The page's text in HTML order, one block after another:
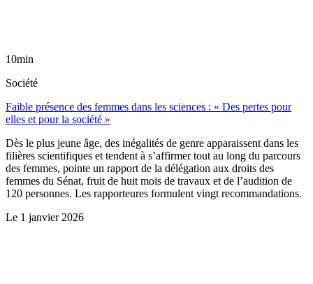
10min
Société
Faible présence des femmes dans les sciences : « Des pertes pour
elles et pour la société »
Dès le plus jeune âge, des inégalités de genre apparaissent dans les
filières scientifiques et tendent à s’affirmer tout au long du parcours
des femmes, pointe un rapport de la délégation aux droits des
femmes du Sénat, fruit de huit mois de travaux et de l’audition de
120 personnes. Les rapporteures formulent vingt recommandations.
Le 1 janvier 2026